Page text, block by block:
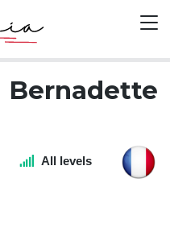
All levels